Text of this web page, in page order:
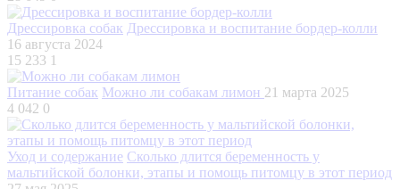
Дрессировка собак Дрессировка и воспитание бордер-колли
16 августа 2024
15 233 1
Питание собак Можно ли собакам лимон 21 марта 2025
4 042 0
Уход и содержание Сколько длится беременность у
мальтийской болонки, этапы и помощь питомцу в этот период